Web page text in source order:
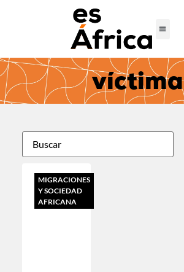
víctima
MIGRACIONES
Y SOCIEDAD
AFRICANA